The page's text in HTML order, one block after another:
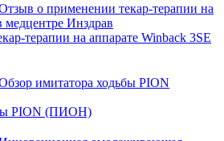
терапии на аппарате Winback 3SE
PION (ПИОН)